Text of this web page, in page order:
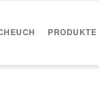
PRODUKTE